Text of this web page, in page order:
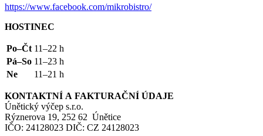
https://www.facebook.com/mikrobistro/
HOSTINEC
Po–Čt 11–22 h
Pá–So 11–23 h
Ne
11–21 h
KONTAKTNÍ A FAKTURAČNÍ ÚDAJE
Únětický výčep s.r.o.
Rýznerova 19, 252 62 Únětice
IČO: 24128023 DIČ: CZ 24128023